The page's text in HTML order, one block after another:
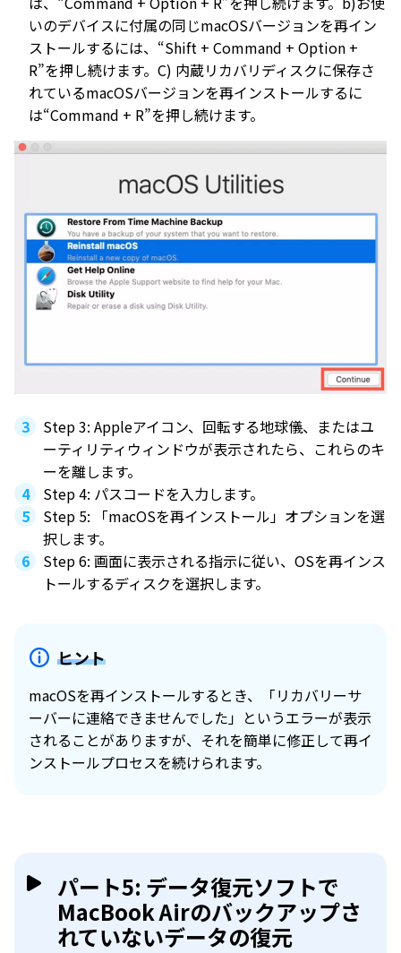
いのデバイスに付属の同じmacOSバージョンを再イン
ストールするには、“Shift + Command + Option +
R”を押し続けます。C) 内蔵リカバリディスクに保存さ
れているmacOSバージョンを再インストールするに
は“Command + R”を押し続けます。
Step 3: Appleアイコン、回転する地球儀、またはユ
ーティリティウィンドウが表示されたら、これらのキ
ーを離します。
Step 4: パスコードを入力します。
Step 5: 「macOSを再インストール」オプションを選
択します。
Step 6: 画面に表示される指示に従い、OSを再インス
トールするディスクを選択します。
ヒント
macOSを再インストールするとき、「リカバリーサ
ーバーに連絡できませんでした」というエラーが表示
されることがありますが、それを簡単に修正して再イ
ンストールプロセスを続けられます。
パート5: データ復元ソフトで
MacBook Airのバックアップさ
れていないデータの復元